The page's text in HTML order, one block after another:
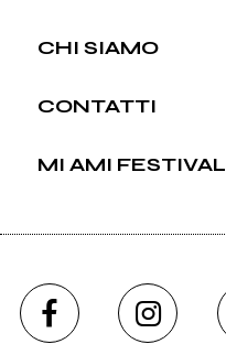
CHI SIAMO
CONTATTI
MI AMI FESTIVAL